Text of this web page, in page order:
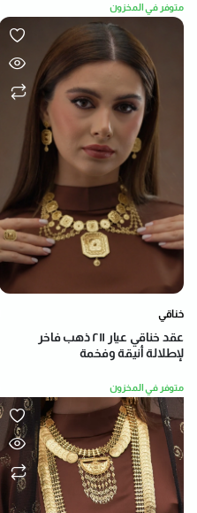
متوفر في المخزون
خناقي
عقد خناقي عيار ٢١١ ذهب فاخر
لإطلالة أنيقة وفخمة
متوفر في المخزون